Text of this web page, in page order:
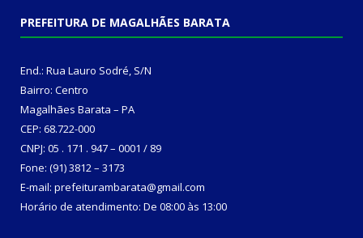
PREFEITURA DE MAGALHÃES BARATA
End.: Rua Lauro Sodré, S/N
Bairro: Centro
Magalhães Barata – PA
CEP: 68.722-000
CNPJ: 05 . 171 . 947 – 0001 / 89
Fone: (91) 3812 – 3173
E-mail: prefeiturambarata@gmail.com
Horário de atendimento: De 08:00 às 13:00